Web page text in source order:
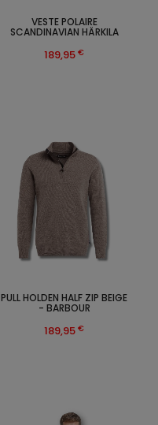
VESTE POLAIRE
SCANDINAVIAN HÄRKILA
189,95 €
PULL HOLDEN HALF ZIP BEIGE
- BARBOUR
189,95 €